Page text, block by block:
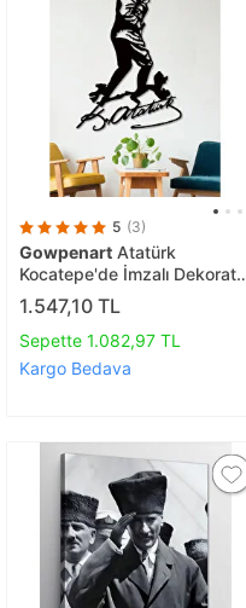
5 (3)
Gowpenart Atatürk
Kocatepe'de İmzalı Dekoratif
Siyah Metal Duvar Tablosu
1,5 Mm Kalınlık
1.547,10 TL
Sepette 1.082,97 TL
Kargo Bedava